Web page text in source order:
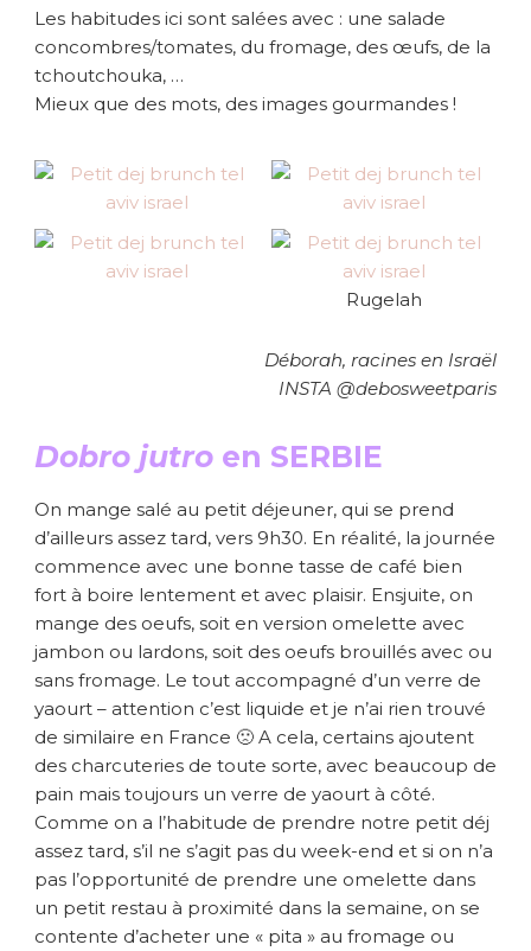
Les habitudes ici sont salées avec : une salade
concombres/tomates, du fromage, des œufs, de la
tchoutchouka, …
Mieux que des mots, des images gourmandes !
Rugelah
Déborah, racines en Israël
INSTA @debosweetparis
Dobro jutro en SERBIE
On mange salé au petit déjeuner, qui se prend
d’ailleurs assez tard, vers 9h30. En réalité, la journée
commence avec une bonne tasse de café bien
fort à boire lentement et avec plaisir. Ensjuite, on
mange des oeufs, soit en version omelette avec
jambon ou lardons, soit des oeufs brouillés avec ou
sans fromage. Le tout accompagné d’un verre de
yaourt – attention c’est liquide et je n’ai rien trouvé
de similaire en France 🙁 A cela, certains ajoutent
des charcuteries de toute sorte, avec beaucoup de
pain mais toujours un verre de yaourt à côté.
Comme on a l’habitude de prendre notre petit déj
assez tard, s’il ne s’agit pas du week-end et si on n’a
pas l’opportunité de prendre une omelette dans
un petit restau à proximité dans la semaine, on se
contente d’acheter une « pita » au fromage ou